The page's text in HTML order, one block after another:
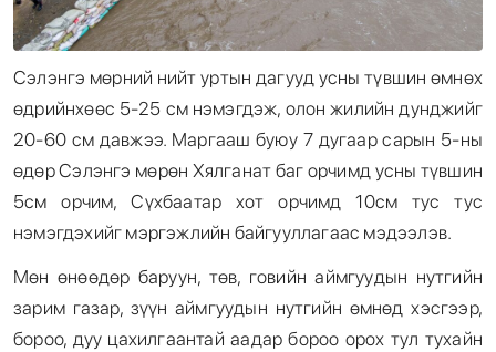
Сэлэнгэ мөрний нийт уртын дагууд усны түвшин өмнөх
өдрийнхөөс 5-25 см нэмэгдэж, олон жилийн дунджийг
20-60 см давжээ. Маргааш буюу 7 дугаар сарын 5-ны
өдөр Сэлэнгэ мөрөн Хялганат баг орчимд усны түвшин
5см орчим, Сүхбаатар хот орчимд 10см тус тус
нэмэгдэхийг мэргэжлийн байгууллагаас мэдээлэв.
Мөн өнөөдөр баруун, төв, говийн аймгуудын нутгийн
зарим газар, зүүн аймгуудын нутгийн өмнөд хэсгээр,
бороо, дуу цахилгаантай аадар бороо орох тул тухайн